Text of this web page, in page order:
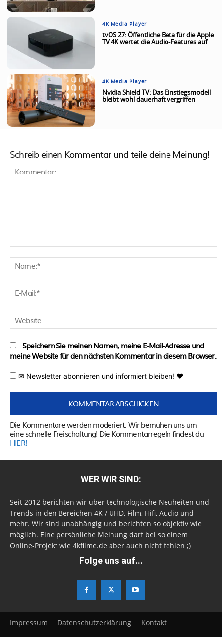
4K Media Player
tvOS 27: Öffentliche Beta für die Apple
TV 4K wertet die Audio-Features auf
4K Media Player
Nvidia Shield TV: Das Einstiegsmodell
bleibt wohl dauerhaft vergriffen
Schreib einen Kommentar und teile deine Meinung!
Speichern Sie meinen Namen, meine E-Mail-Adresse und
meine Website für den nächsten Kommentar in diesem Browser.
✉ Newsletter abonnieren und informiert bleiben! ♥
Die Kommentare werden moderiert. Wir bemühen uns um
eine schnelle Freischaltung! Die Kommentarregeln findest du
HIER!
WER WIR SIND:
Seit 2012 berichten wir über technologische Neuheiten und
Trends in den Bereichen 4K / UHD, Film, Hifi, Audio und
mehr. Wir sind unabhängig und berichten so objektiv wie
möglich. Eine persönliche Meinung darf bei so einem
Online-Projekt wie 4kfilme.de aber auch nicht fehlen ;)
Folge uns auf...
Impressum Datenschutzerklärung Kontakt